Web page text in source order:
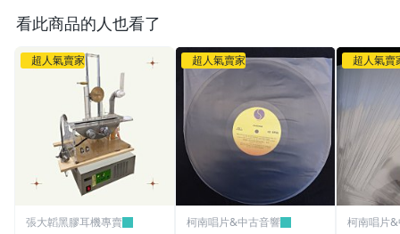
看此商品的人也看了
超人氣賣家
張大韜黑膠耳機專賣
超人氣賣家
柯南唱片&中古音響
超人氣賣
柯南唱片